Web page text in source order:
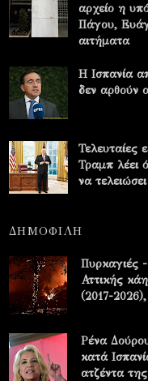
αρχείο η
Πάγου,
αιτήματα
Η Ισπανία
δεν αρθούν
Τελευταίες
Τραμπ λέει
να
ΔΗΜΟΦΙΛΗ
Πυρκαγιές
Αττικής
(2017-
Ρένα
κατά
ατζέντα